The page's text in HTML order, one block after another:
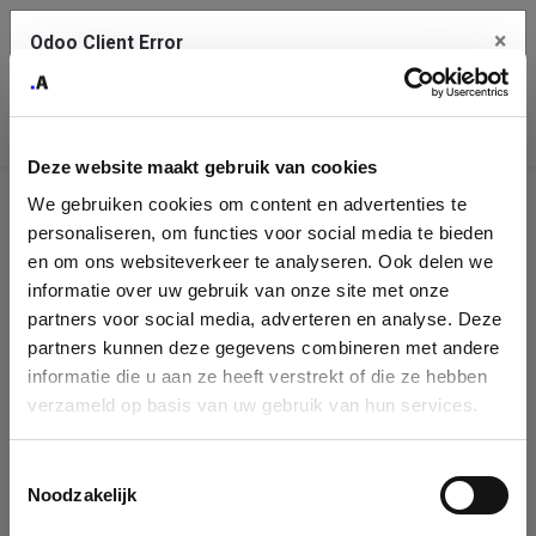
Deze website maakt gebruik van cookies
We gebruiken cookies om content en advertenties te
personaliseren, om functies voor social media te bieden
en om ons websiteverkeer te analyseren. Ook delen we
informatie over uw gebruik van onze site met onze
partners voor social media, adverteren en analyse. Deze
partners kunnen deze gegevens combineren met andere
informatie die u aan ze heeft verstrekt of die ze hebben
verzameld op basis van uw gebruik van hun services.
Noodzakelijk
Company
Identification
Please fill in your company details
You can search a company in our database by name, VAT or
enterprise ID. When a company is selected it will auto-complete the
form. If you don't find your company in our database, you can create
Odoo Client Error ×
service.
See details
Ok